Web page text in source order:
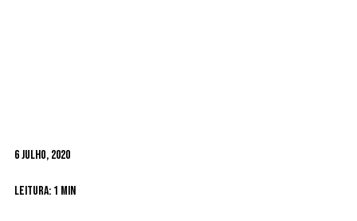
6 Julho, 2020
Leitura: 1 min